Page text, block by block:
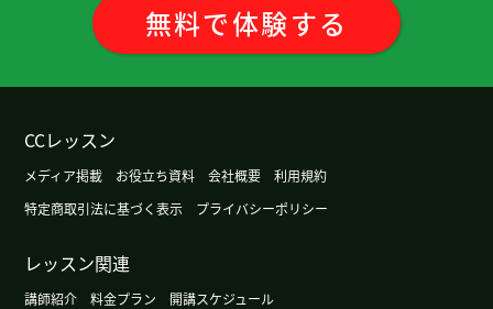
謝謝老師！ ( 20代 男性 )
謝謝老師！
谢谢帮我查句子，还给我介绍用冷敷止痛的方法。
等到我们的时间对上了再见哦！
無料で体験する
CCレッスン
メディア掲載 お役立ち資料 会社概要
利用規約
特定商取引法に基づく表示
プライバシーポリシー
レッスン関連
講師紹介 料金プラン 開講スケジュール